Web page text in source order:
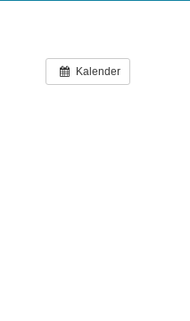
Kalender